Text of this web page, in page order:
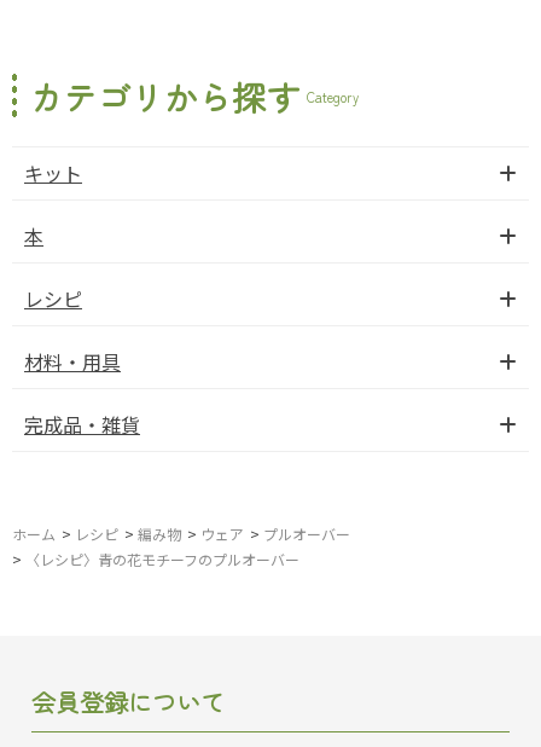
カテゴリから探す Category
キット
本
レシピ
材料・用具
完成品・雑貨
ホーム > レシピ > 編み物 > ウェア > プルオーバー
>
〈レシピ〉青の花モチーフのプルオーバー
会員登録について